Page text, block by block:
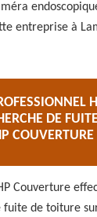
entreprise à
DE
COUVERTURE
Couverture
fuite de toiture